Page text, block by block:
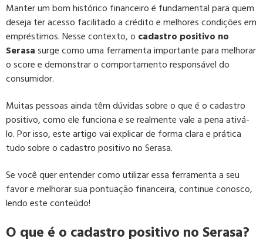
Manter um bom histórico financeiro é fundamental para quem
deseja ter acesso facilitado a crédito e melhores condições em
empréstimos. Nesse contexto, o cadastro positivo no
Serasasurge como uma ferramenta importante para melhorar
o score e demonstrar o comportamento responsável do
consumidor.
Muitas pessoas ainda têm dúvidas sobre o que é o cadastro
positivo, como ele funciona e se realmente vale a pena ativá-
lo. Por isso, este artigo vai explicar de forma clara e prática
tudo sobre o cadastro positivo no Serasa.
Se você quer entender como utilizar essa ferramenta a seu
favor e melhorar sua pontuação financeira, continue conosco,
lendo este conteúdo!
O que é o cadastro positivo no Serasa?